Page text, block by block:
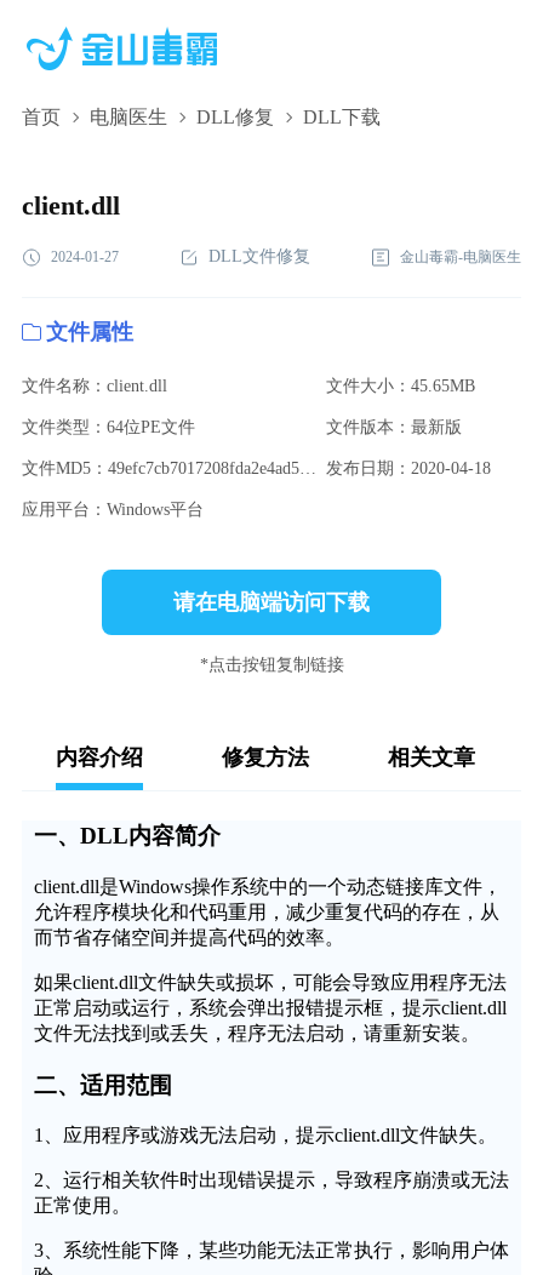
首页 电脑医生 DLL修复 DLL下载
client.dll,client.dll下载,client.dll修复
client.dll
2024-01-27 DLL文件修复 金山毒霸-电脑医生
文件属性
文件名称：client.dll 文件大小：45.65MB
文件类型：64位PE文件 文件版本：最新版
文件MD5：49efc7cb7017208fda2e4ad5dce4a634 发布日期：2020-04-18
应用平台：Windows平台
请在电脑端访问下载
*点击按钮复制链接
内容介绍 修复方法 相关文章
一、DLL内容简介
client.dll是Windows操作系统中的一个动态链接库文件，
允许程序模块化和代码重用，减少重复代码的存在，从
而节省存储空间并提高代码的效率。
如果client.dll文件缺失或损坏，可能会导致应用程序无法
正常启动或运行，系统会弹出报错提示框，提示client.dll
文件无法找到或丢失，程序无法启动，请重新安装。
二、适用范围
1、应用程序或游戏无法启动，提示client.dll文件缺失。
2、运行相关软件时出现错误提示，导致程序崩溃或无法
正常使用。
3、系统性能下降，某些功能无法正常执行，影响用户体